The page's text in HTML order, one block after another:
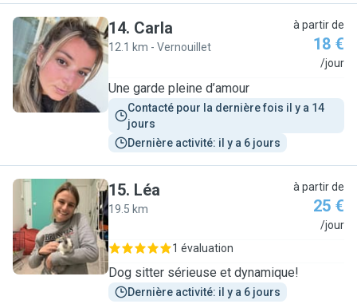
C
14. Carla
12.1 km - Vernouillet
à partir de
18 €
/jour
Une garde pleine d’amour
Contacté pour la dernière fois il y a 14
jours
Dernière activité: il y a 6 jours
L
15. Léa
19.5 km
à partir de
25 €
/jour
1 évaluation
Dog sitter sérieuse et dynamique!
Dernière activité: il y a 6 jours